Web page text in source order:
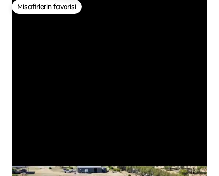
Misafirlerin favorisi
Misafirlerin favorisi